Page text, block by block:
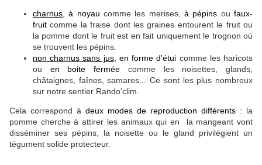
charnus , à noyau comme les merises,à pépins oufaux-
fruit comme la fraise dont les graines entourent le fruit ou
la pomme dont le fruit est en fait uniquement le trognon où
se trouvent les pépins.
non charnus sans jus, en forme d'étui comme les haricots
ou en boite fermée comme les noisettes, glands,
châtaignes, faînes, samares... Ce sont les plus nombreux
sur notre sentier Rando'clim.
Cela correspond à deux modes de reproduction différents : la
pomme cherche à attirer les animaux qui en la mangeant vont
disséminer ses pépins, la noisette ou le gland privilégient un
tégument solide protecteur.